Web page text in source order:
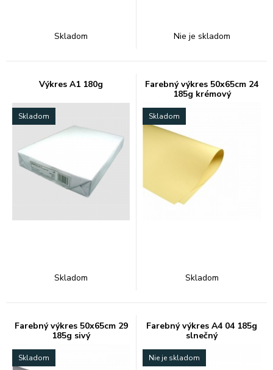
Skladom Nie je skladom
Výkres A1 180g
Skladom
Skladom
Farebný výkres 50x65cm 24
185g krémový
Skladom
Skladom
Farebný výkres 50x65cm 29
185g sivý
Skladom
Farebný výkres A4 04 185g
slnečný
Nie je skladom